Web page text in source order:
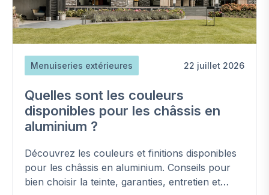
Menuiseries extérieures 22 juillet 2026
Quelles sont les couleurs
disponibles pour les châssis en
aluminium ?
Découvrez les couleurs et finitions disponibles
pour les châssis en aluminium. Conseils pour
bien choisir la teinte, garanties, entretien et